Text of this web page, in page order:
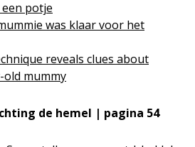
potje
mummie was klaar voor het
reveals clues about
old mummy
de hemel | pagina 54